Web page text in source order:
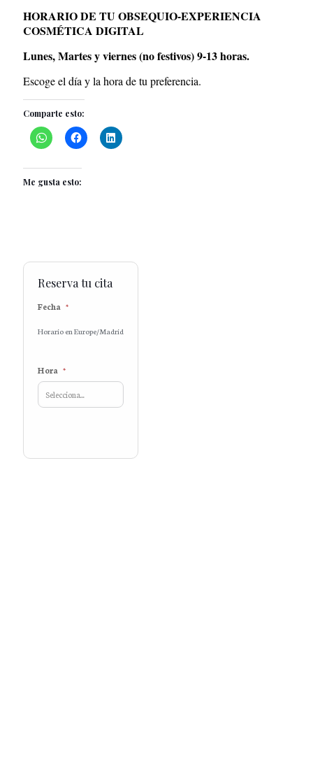
HORARIO DE TU OBSEQUIO-EXPERIENCIA
COSMÉTICA DIGITAL
Lunes, Martes y viernes (no festivos) 9-13 horas.
Escoge el día y la hora de tu preferencia.
Comparte esto:
Me gusta esto:
Reserva tu cita
Fecha *
Horario en Europe/Madrid
Hora *